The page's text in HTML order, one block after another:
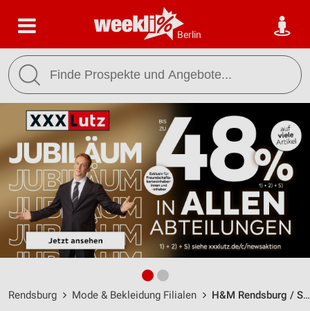
Berlin
Rendsburg Mode & Bekleidung Filialen H&M Rendsburg / Schiffbrückenplatz 17 - Öffnungszeiten & Adresse